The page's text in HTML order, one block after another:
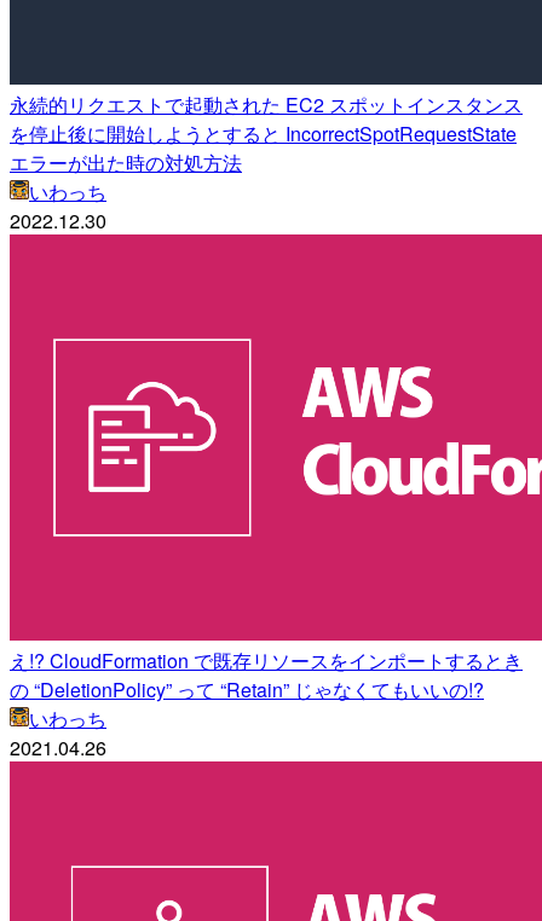
永続的リクエストで起動された EC2 スポットインスタンス
を停止後に開始しようとすると IncorrectSpotRequestState
エラーが出た時の対処方法
いわっち
2022.12.30
え!? CloudFormation で既存リソースをインポートするとき
の “DeletionPolicy” って “Retain” じゃなくてもいいの!?
いわっち
2021.04.26